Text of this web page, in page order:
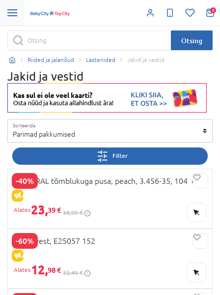
0
Otsing
Riided ja jalanõud Lasteriided Jakid ja vestid
Jakid ja vestid
Sorteerida
Parimad pakkumised
Filter
-40%
ALLAHINDLUS
MAYORAL tõmblukuga pusa, peach, 3.456-35, 104 cm
23,39 € 38,99 €
-60%
ALLAHINDLUS
NEXT vest, E25057 152
12,98 € 32,45 €